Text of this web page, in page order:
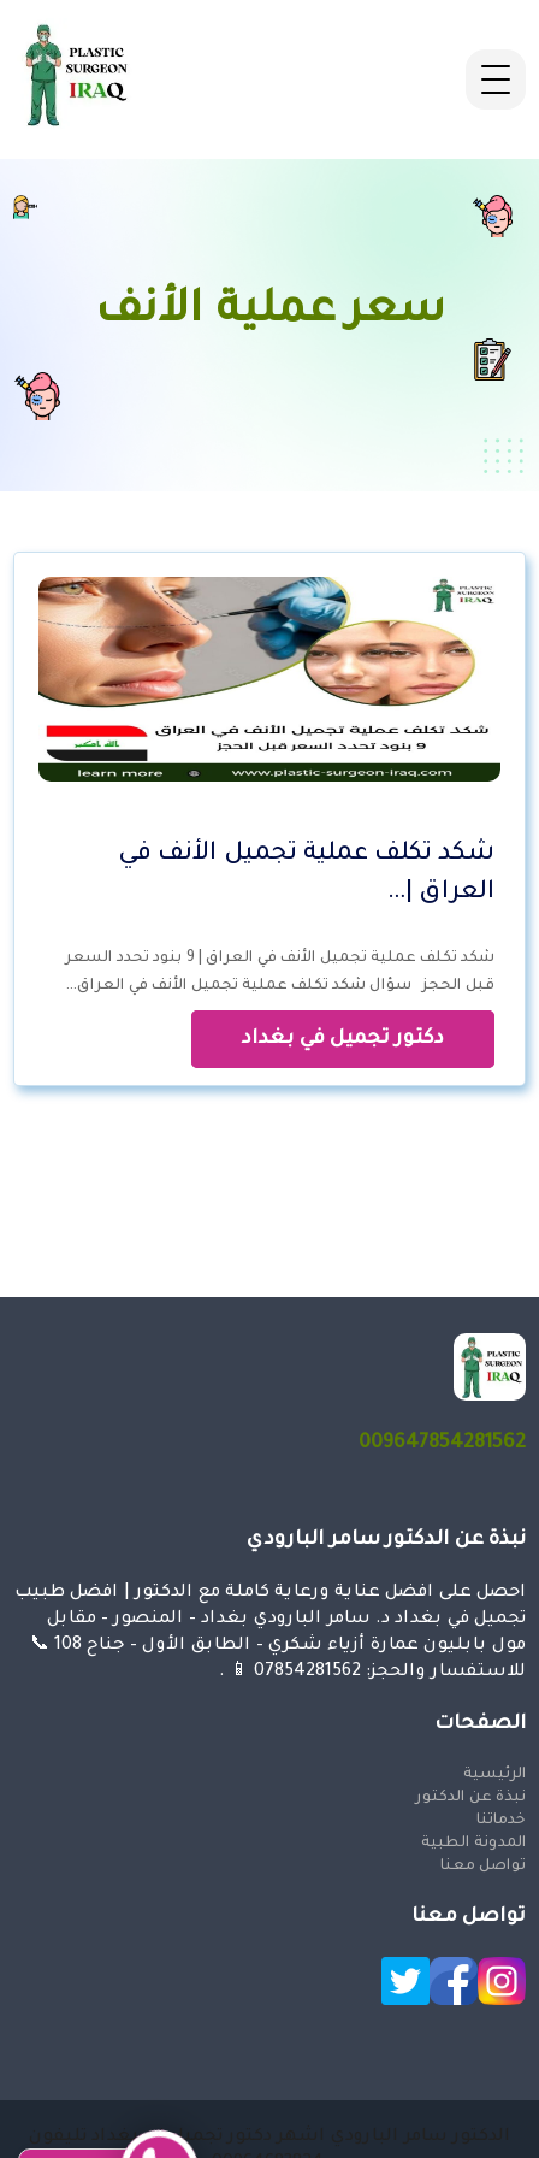
سعر عملية الأنف
شكد تكلف عملية تجميل الأنف في
العراق |…
شكد تكلف عملية تجميل الأنف في العراق | 9 بنود تحدد السعر
قبل الحجز سؤال شكد تكلف عملية تجميل الأنف في العراق…
دكتور تجميل في بغداد
009647854281562
نبذة عن الدكتور سامر البارودي
احصل على افضل عناية ورعاية كاملة مع الدكتور | افضل طبيب
تجميل في بغداد د. سامر البارودي بغداد – المنصور – مقابل
مول بابليون عمارة أزياء شكري – الطابق الأول – جناح 108 📞
للاستفسار والحجز: 07854281562 📱 .
الصفحات
الرئيسية
نبذة عن الدكتور
خدماتنا
المدونة الطبية
تواصل معنا
تواصل معنا
الدكتور سامر البارودي اشهر دكتور تجميل في بغداد تليفون